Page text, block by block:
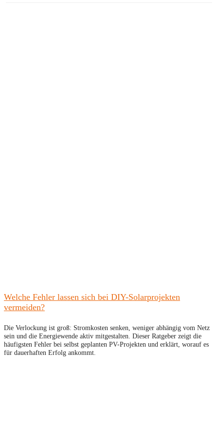
Welche Fehler lassen sich bei DIY-Solarprojekten
vermeiden?
Die Verlockung ist groß: Stromkosten senken, weniger abhängig vom Netz
sein und die Energiewende aktiv mitgestalten. Dieser Ratgeber zeigt die
häufigsten Fehler bei selbst geplanten PV-Projekten und erklärt, worauf es
für dauerhaften Erfolg ankommt.